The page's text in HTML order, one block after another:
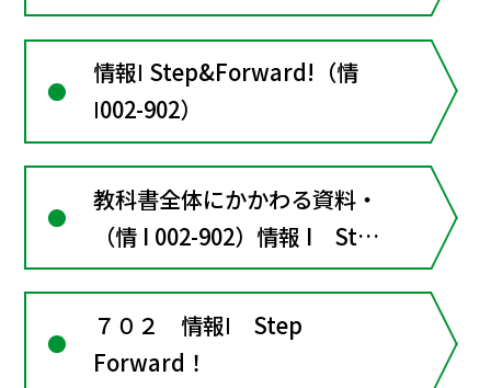
情報Ⅰ Step&Forward!（情
Ⅰ002-902）
教科書全体にかかわる資料・
（情 I 002-902）情報 I Step
Forward!
７０２ 情報Ⅰ Step
Forward！